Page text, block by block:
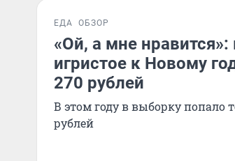
ЕДА ОБЗОР
«Ой, а мне
игристое к Новому
270 рублей
В этом году в выборку попало
рублей